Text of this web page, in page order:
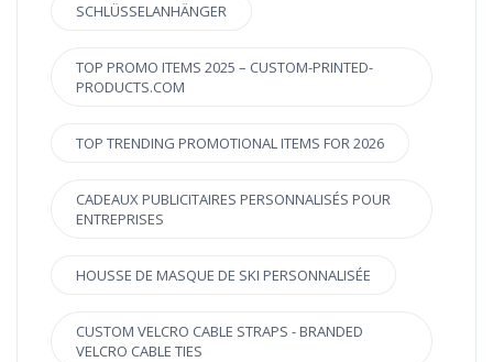
SCHLÜSSELANHÄNGER
TOP PROMO ITEMS 2025 – CUSTOM-PRINTED-
PRODUCTS.COM
TOP TRENDING PROMOTIONAL ITEMS FOR 2026
CADEAUX PUBLICITAIRES PERSONNALISÉS POUR
ENTREPRISES
HOUSSE DE MASQUE DE SKI PERSONNALISÉE
CUSTOM VELCRO CABLE STRAPS - BRANDED
VELCRO CABLE TIES